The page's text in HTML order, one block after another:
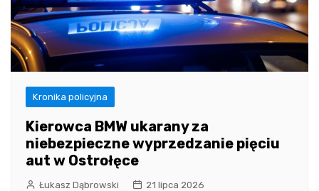
Kronika policyjna
Kierowca BMW ukarany za
niebezpieczne wyprzedzanie pięciu
aut w Ostrołęce
Łukasz Dąbrowski 21 lipca 2026